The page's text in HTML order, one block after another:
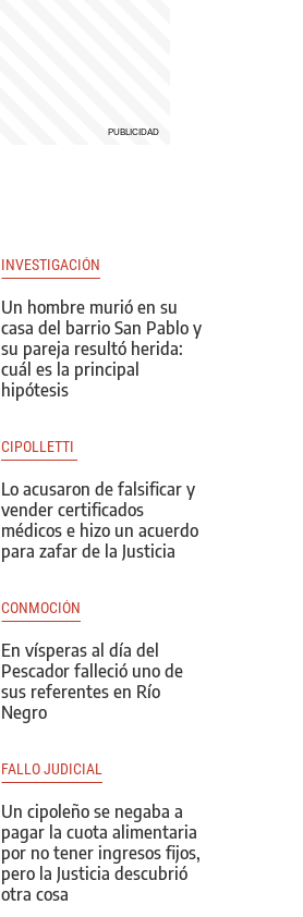
INVESTIGACIÓN
Un hombre murió en su
casa del barrio San Pablo y
su pareja resultó herida:
cuál es la principal
hipótesis
CIPOLLETTI
Lo acusaron de falsificar y
vender certificados
médicos e hizo un acuerdo
para zafar de la Justicia
CONMOCIÓN
En vísperas al día del
Pescador falleció uno de
sus referentes en Río
Negro
FALLO JUDICIAL
Un cipoleño se negaba a
pagar la cuota alimentaria
por no tener ingresos fijos,
pero la Justicia descubrió
otra cosa